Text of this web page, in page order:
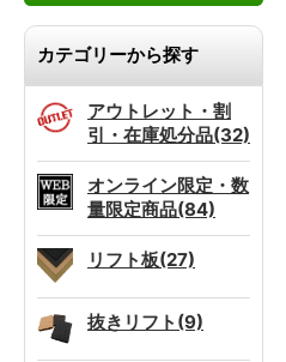
カテゴリーから探す
アウトレット・割
引・在庫処分品(32)
オンライン限定・数
量限定商品(84)
リフト板(27)
抜きリフト(9)